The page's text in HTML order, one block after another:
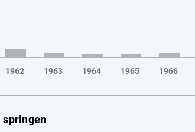
1962 1963 1964 1965 1966
springen